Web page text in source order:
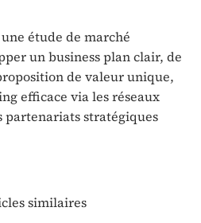
étude de marché
un business plan clair, de
de valeur unique,
efficace via les réseaux
partenariats stratégiques
similaires